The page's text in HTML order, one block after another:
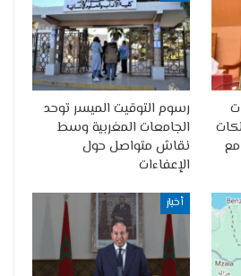
مع
رسوم التوقيت الميسر توحد
الجامعات المغربية وسط
نقاش متواصل حول
الإعفاءات
أخبار